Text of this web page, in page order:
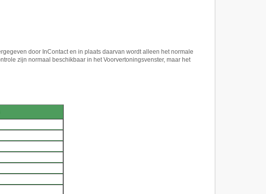
door InContact en in plaats daarvan wordt alleen het normale
zijn normaal beschikbaar in het Voorvertoningsvenster, maar het